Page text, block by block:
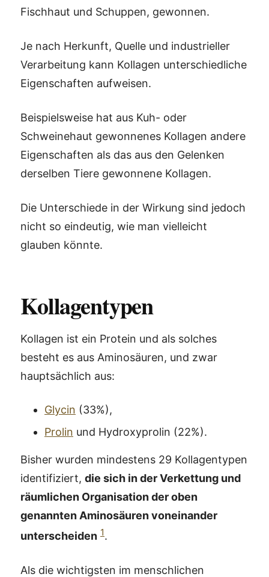
Fischhaut und Schuppen, gewonnen.
Je nach Herkunft, Quelle und industrieller
Verarbeitung kann Kollagen unterschiedliche
Eigenschaften aufweisen.
Beispielsweise hat aus Kuh- oder
Schweinehaut gewonnenes Kollagen andere
Eigenschaften als das aus den Gelenken
derselben Tiere gewonnene Kollagen.
Die Unterschiede in der Wirkung sind jedoch
nicht so eindeutig, wie man vielleicht
glauben könnte.
Kollagentypen
Kollagen ist ein Protein und als solches
besteht es aus Aminosäuren, und zwar
hauptsächlich aus:
Glycin (33%),
Prolin und Hydroxyprolin (22%).
Bisher wurden mindestens 29 Kollagentypen
identifiziert, die sich in der Verkettung und
räumlichen Organisation der oben
genannten Aminosäuren voneinander
unterscheiden 1.
Als die wichtigsten im menschlichen